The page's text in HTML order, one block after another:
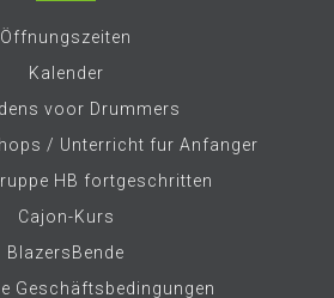
Öffnungszeiten
Kalender
voor Drummers
/ Unterricht fur Anfanger
HB fortgeschritten
Cajon-Kurs
BlazersBende
Geschäftsbedingungen